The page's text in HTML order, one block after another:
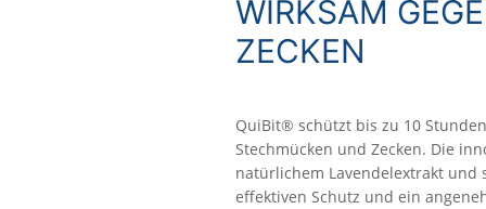
WIRKSAM
ZECKEN
QuiBit® schützt bis zu 10
Stechmücken und Zecken. Die
natürlichem Lavendelextrakt und
effektiven Schutz und ein